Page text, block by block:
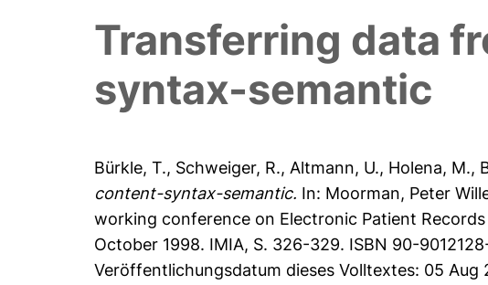
Transferring data
syntax-semantic
Bürkle, T., Schweiger, R.,Altmann, U., Holena, M.,
content-syntax-semantic. In: Moorman, Peter
working conference on Electronic Patient
October 1998. IMIA, S. 326-329. ISBN 90-
Veröffentlichungsdatum dieses Volltextes: 05 Aug